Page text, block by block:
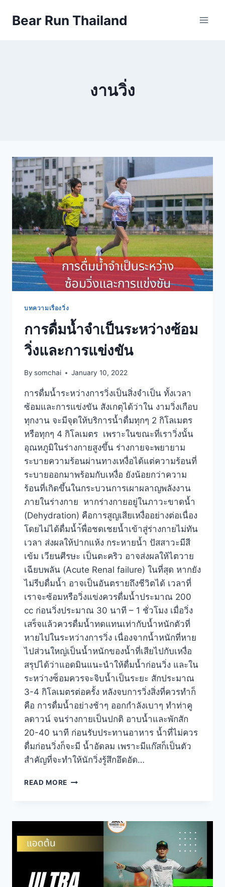
Bear Run Thailand
งานวิ่ง
บทความเรื่องวิ่ง
การดื่มน้ำจำเป็นระหว่างซ้อม
วิ่งและการแข่งขัน
By somchai January 10, 2022
การดื่มน้ำระหว่างการวิ่งเป็นสิ่งจำเป็น ทั้งเวลา
ซ้อมและการแข่งขัน สังเกตุได้ว่าใน งามวิ่งเกือบ
ทุกงาน จะมีจุดให้บริการน้ำดื่มทุกๆ 2 กิโลเมตร
หรือทุกๆ 4 กิโลเมตร เพราะในขณะที่เราวิ่งนั้น
อุณหภูมิในร่างกายสูงขึ้น ร่างกายจะพยายาม
ระบายความร้อนผ่านทางเหงื่อได้แต่ความร้อนที่
ระบายออกมาพร้อมกับเหงื่อ ยังน้อยกว่าความ
ร้อนที่เกิดขึ้นในกระบวนการเผาผลาญพลังงาน
ภายในร่างกาย หากร่างกายอยู่ในภาวะขาดน้ำ
(Dehydration) คือการสูญเสียเหงื่ออย่างต่อเนื่อง
โดยไม่ได้ดื่มน้ำ้พื่อชดเชยน้ำเข้าสู่ร่างกายไม่ทัน
เวลา ส่งผลให้ปากแห้ง กระหายนํ้า ปัสสาวะมีสี
เข้ม เวียนศีรษะ เป็นตะคริว อาจส่งผลให้ไตวาย
เฉียบพลัน (Acute Renal failure) ในที่สุด หากยัง
ไม่รีบดื่มน้ำ อาจเป็นอันตรายถึงชีวิตได้ เวลาที่
เราจะซ้อมหรือวิ่งแข่งควรดื่มน้ำประมาณ 200
cc ก่อนวิ่งประมาณ 30 นาที – 1 ชั่วโมง เมื่อวิ่ง
เสร็จแล้วควรดื่มน้ำทดแทนเท่ากับน้ำหนักตัวที่
หายไปในระหว่างการวิ่ง เนื่องจากน้ำหนักที่หาย
ไปส่วนใหญ่เป็นน้ำหนักของน้ำที่เสียไปกับเหงื่อ
สรุปได้ว่าแอดมินแนะนำให้ดื่มน้ำก่อนวิ่ง และใน
ระหว่างซ็อมควรจะจิบน้ำเป็นระยะ สักประมาณ
3-4 กิโลเมตรต่อครั้ง หลังจบการวิ่งสิ่งที่ควรทำก็
คือ การดื่มน้ำอย่างช้าๆ ออกกำลังเบาๆ ทำท่าคู
ลดาวน์ จนร่างกายเป็นปกติ อาบน้ำและพักสัก
20-40 นาที ก่อนรับประทานอาหาร น้ำที่ไม่ควร
ดื่มก่อนวิ่งก็จะมี น้ำอัดลม เพราะมีแก๊สก็เป็นตัว
สำคัญที่จะทำให้นักวิ่งรู้สึกอึดอัด…
READ MORE การ
ระหว่าง
และ
แข่งขัน